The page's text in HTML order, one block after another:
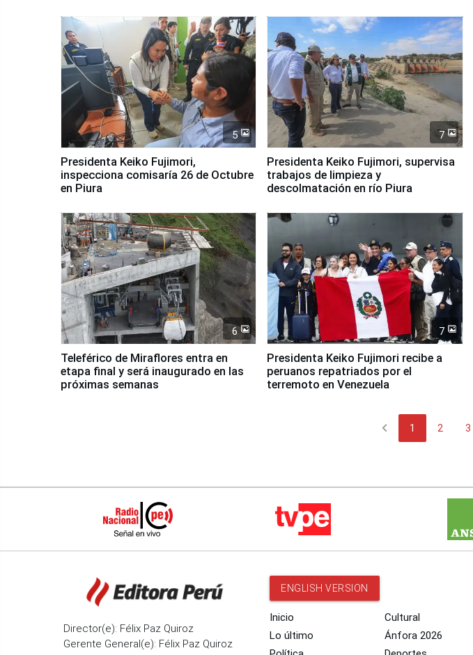
5
Presidenta Keiko Fujimori,
inspecciona comisaría 26 de Octubre
en Piura
7
Presidenta Keiko Fujimori, supervisa
trabajos de limpieza y
descolmatación en río Piura
6
Teleférico de Miraflores entra en
etapa final y será inaugurado en las
próximas semanas
7
Presidenta Keiko Fujimori recibe a
peruanos repatriados por el
terremoto en Venezuela
chevron_left 1 2 3
Director(e): Félix Paz Quiroz
Gerente General(e): Félix Paz Quiroz
ENGLISH VERSION
Inicio
Lo último
Cultural
Ánfora 2026